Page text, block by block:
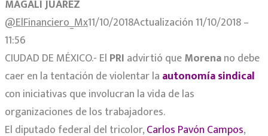
MAGALI JUÁREZ
@ElFinanciero_Mx11/10/2018Actualización 11/10/2018 –
11:56
CIUDAD DE MÉXICO.- El PRI advirtió queMorenano debe
caer en la tentación de violentar la autonomía sindical
con iniciativas que involucran la vida de las
organizaciones de los trabajadores.
El diputado federal del tricolor,Carlos Pavón Campos,